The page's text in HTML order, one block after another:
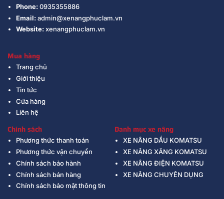
Phone:0935355886
Email:admin@xenangphuclam.vn
Website:xenangphuclam.vn
Mua hàng
Trang chủ
Giới thiệu
Tin tức
Cửa hàng
Liên hệ
Chính sách
Phương thức thanh toán
Phương thức vận chuyển
Chính sách bảo hành
Chính sách bán hàng
Chính sách bảo mật thông tin
Danh mục xe nâng
XE NÂNG DẦU KOMATSU
XE NÂNG XĂNG KOMATSU
XE NÂNG ĐIỆN KOMATSU
XE NÂNG CHUYÊN DỤNG